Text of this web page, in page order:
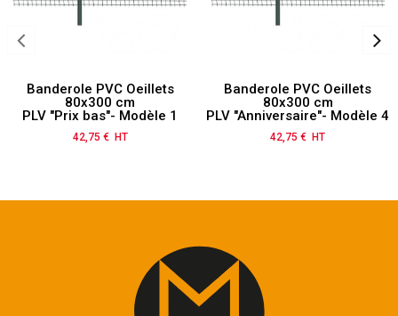
Banderole PVC Oeillets
80x300 cm
PLV "Prix bas"- Modèle 1
Prix
42,75 € HT
Banderole PVC Oeillets
80x300 cm
PLV "Anniversaire"- Modèle 4
Prix
42,75 € HT